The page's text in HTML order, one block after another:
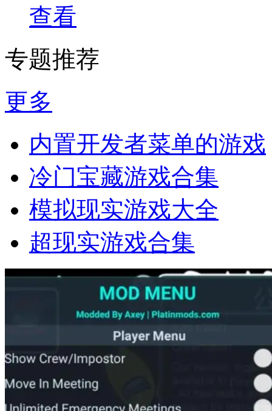
查看
专题推荐
更多
内置开发者菜单的游戏
冷门宝藏游戏合集
模拟现实游戏大全
超现实游戏合集